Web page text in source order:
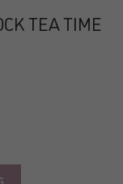
TEA TIME